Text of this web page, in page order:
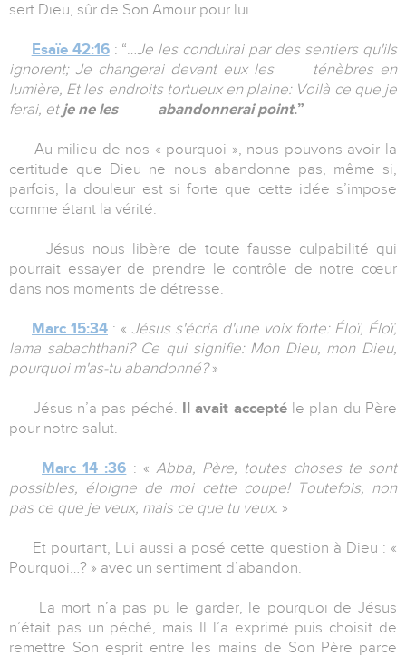
sert Dieu, sûr de Son Amour pour lui.
Esaïe 42:16: “…Je les conduirai par des sentiers qu'ils
ignorent; Je changerai devant eux les ténèbres en
lumière, Et les endroits tortueux en plaine: Voilà ce que je
ferai, etje ne les abandonnerai point.”
Au milieu de nos « pourquoi », nous pouvons avoir la
certitude que Dieu ne nous abandonne pas, même si,
parfois, la douleur est si forte que cette idée s’impose
comme étant la vérité.
Jésus nous libère de toute fausse culpabilité qui
pourrait essayer de prendre le contrôle de notre cœur
dans nos moments de détresse.
Marc 15:34 : « Jésus s'écria d'une voix forte: Éloï, Éloï,
lama sabachthani? Ce qui signifie: Mon Dieu, mon Dieu,
pourquoi m'as-tu abandonné?»
Jésus n’a pas péché. Il avait acceptéle plan du Père
pour notre salut.
Marc 14 :36 : «Abba, Père, toutes choses te sont
possibles, éloigne de moi cette coupe! Toutefois, non
pas ce que je veux, mais ce que tu veux. »
Et pourtant, Lui aussi a posé cette question à Dieu : «
Pourquoi…? » avec un sentiment d’abandon.
La mort n’a pas pu le garder, le pourquoi de Jésus
n’était pas un péché, mais Il l’a exprimé puis choisit de
remettre Son esprit entre les mains de Son Père parce